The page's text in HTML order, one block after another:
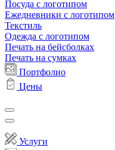
Посуда с логотипом
Ежедневники с логотипом
Текстиль
Одежда с логотипом
Печать на бейсболках
Печать на сумках
Портфолио
Цены
Услуги